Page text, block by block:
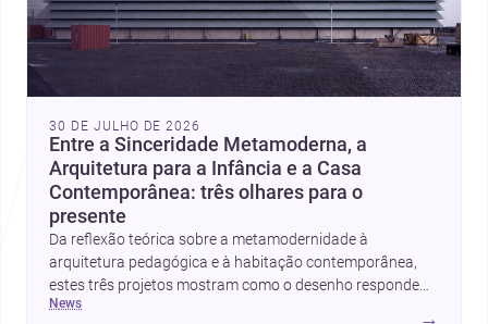
30 DE JULHO DE 2026
Entre a Sinceridade Metamoderna, a
Arquitetura para a Infância e a Casa
Contemporânea: três olhares para o
presente
Da reflexão teórica sobre a metamodernidade à
arquitetura pedagógica e à habitação contemporânea,
estes três projetos mostram como o desenho responde
hoje a emoção, uso e contexto. Para arquitetos, são
news
→